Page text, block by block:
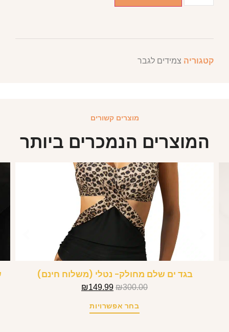
קטגוריה צמידים לגבר
מוצרים קשורים
המוצרים הנמכרים ביותר
בגד ים שלם מחולק- נטלי (משלוח חינם)
₪300.00
₪149.99
בחר אפשרויות